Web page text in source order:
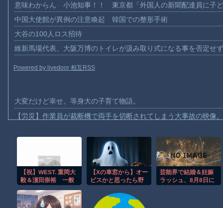
意味わからん 小池知事！！ 東京都「外国人の新聞配達員に子
中国大使館が異例の注意喚起 韓国での整形手術
大谷の100人ロス招待
維新馬場代表、大阪万博のトイレが汲み取り式になる事を否定せ
Powered by livedoor 相互RSS
大変だけど幸せ。等身大の子育て物語。
【労災】作業員が裁断機で両手を切断されてしまう大事故の映像
【動画】女子アナ「流しそうめん初体験します！ズズッズッ…
【動画】迎撃ミサイルを避けながら船舶にドローンを突撃させる
【動画】大阪のゲリラ豪雨を生駒山の山頂から撮影したビデオが
【動画】ゴルフ中の嵐を撮影していた男性が雷に打たれる事故。
【祝】WEST. 重岡大
毅＆濵田崇裕 一般
表、重岡は第1子誕生
も報告
【Xの車窓から】オー
ビスかと思ったら野
芸能界で結婚＆妊娠
ラッシュ、8月8日に